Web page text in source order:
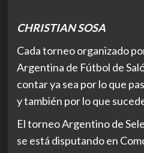
CHRISTIAN SOSA
Cada torneo organizado
Argentina de Fútbol de
contar ya sea por lo que
y también por lo que
El torneo Argentino de
se está disputando en